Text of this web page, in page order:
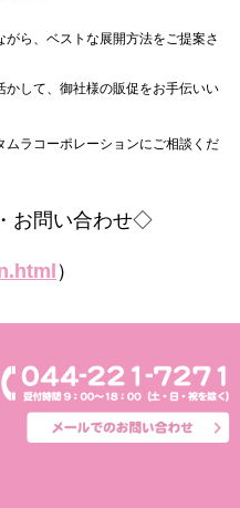
ら、ベストな展開方法をご提案さ
して、御社様の販促をお手伝いい
ラコーポレーションにご相談くだ
お問い合わせ◇
）